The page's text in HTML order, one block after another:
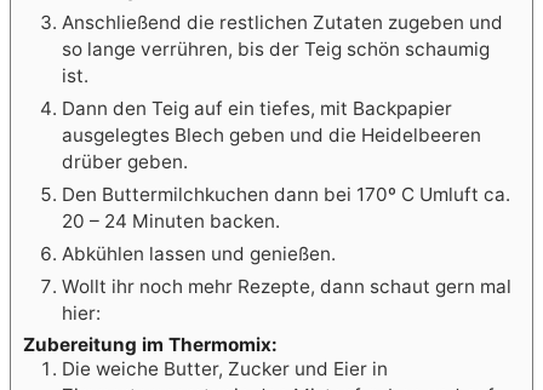
Anschließend die restlichen Zutaten zugeben und
so lange verrühren, bis der Teig schön schaumig
ist.
Dann den Teig auf ein tiefes, mit Backpapier
ausgelegtes Blech geben und die Heidelbeeren
drüber geben.
Den Buttermilchkuchen dann bei 170º C Umluft ca.
20 – 24 Minuten backen.
Abkühlen lassen und genießen.
Wollt ihr noch mehr Rezepte, dann schaut gern mal
hier:
Zubereitung im Thermomix:
Die weiche Butter, Zucker und Eier in